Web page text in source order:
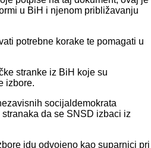
u BiH i njenom približavanju
potrebne korake te pomagati u
stranke iz BiH koje su
izbore.
socijaldemokrata
da se SNSD izbaci iz
idu odvojeno kao suparnici pri